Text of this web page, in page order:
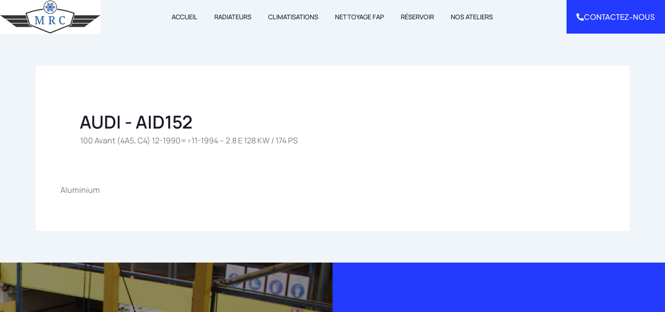
au
ACCUEIL RADIATEURS CLIMATISATIONS NETTOYAGE FAP RÉSERVOIR NOS ATELIERS CONTACTEZ-NOUS
AUDI - AID152
100 Avant (4A5, C4) 12-1990=>11-1994 – 2.8 E 128 KW / 174 PS
Aluminium